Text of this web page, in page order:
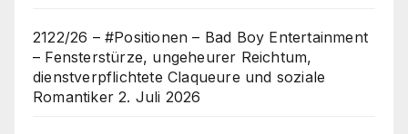
2122/26 – #Positionen – Bad Boy Entertainment
– Fensterstürze, ungeheurer Reichtum,
dienstverpflichtete Claqueure und soziale
Romantiker 2. Juli 2026